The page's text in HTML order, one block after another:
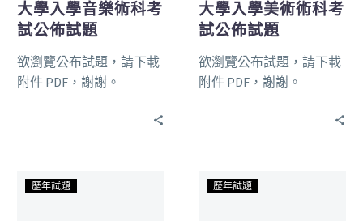
大學入學音樂術科考
試公佈試題
欲瀏覽公布試題，請下載
附件 PDF，謝謝。
大學入學美術術科考
試公佈試題
欲瀏覽公布試題，請下載
附件 PDF，謝謝。
歷年試題 歷年試題